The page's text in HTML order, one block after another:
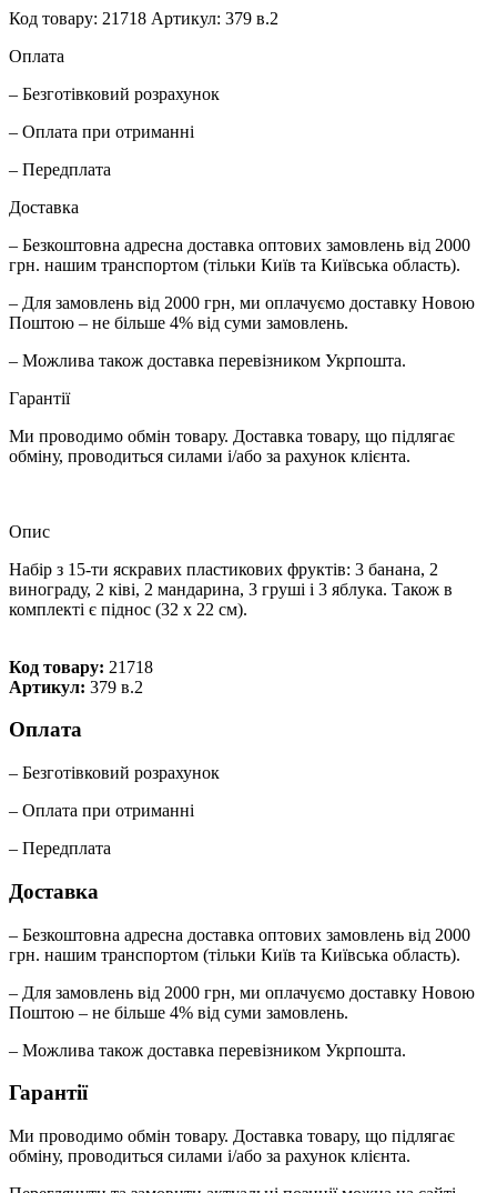
Код товару: 21718 Артикул: 379 в.2
Оплата
– Безготівковий розрахунок
– Оплата при отриманні
– Передплата
Доставка
– Безкоштовна адресна доставка оптових замовлень від 2000
грн. нашим транспортом (тільки Київ та Київська область).
– Для замовлень від 2000 грн, ми оплачуємо доставку Новою
Поштою – не більше 4% від суми замовлень.
– Можлива також доставка перевізником Укрпошта.
Гарантії
Ми проводимо обмін товару. Доставка товару, що підлягає
обміну, проводиться силами і/або за рахунок клієнта.
Опис
Набір з 15-ти яскравих пластикових фруктів: 3 банана, 2
винограду, 2 ківі, 2 мандарина, 3 груші і 3 яблука. Також в
комплекті є піднос (32 х 22 см).
Код товару: 21718
Артикул: 379 в.2
Оплата
– Безготівковий розрахунок
– Оплата при отриманні
– Передплата
Доставка
– Безкоштовна адресна доставка оптових замовлень від 2000
грн. нашим транспортом (тільки Київ та Київська область).
– Для замовлень від 2000 грн, ми оплачуємо доставку Новою
Поштою – не більше 4% від суми замовлень.
– Можлива також доставка перевізником Укрпошта.
Гарантії
Ми проводимо обмін товару. Доставка товару, що підлягає
обміну, проводиться силами і/або за рахунок клієнта.